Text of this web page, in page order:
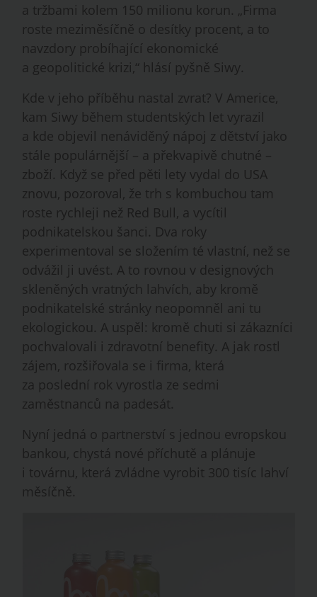
a tržbami kolem 150 milionu korun. „Firma
roste meziměsíčně o desítky procent, a to
navzdory probíhající ekonomické
a geopolitické krizi,“ hlásí pyšně Siwy.
Kde v jeho příběhu nastal zvrat? V Americe,
kam Siwy během studentských let vyrazil
a kde objevil nenáviděný nápoj z dětství jako
stále populárnější – a překvapivě chutné –
zboží. Když se před pěti lety vydal do USA
znovu, pozoroval, že trh s kombuchou tam
roste rychleji než Red Bull, a vycítil
podnikatelskou šanci. Dva roky
experimentoval se složením té vlastní, než se
odvážil ji uvést. A to rovnou v designových
skleněných vratných lahvích, aby kromě
podnikatelské stránky neopomněl ani tu
ekologickou. A uspěl: kromě chuti si zákazníci
pochvalovali i zdravotní benefity. A jak rostl
zájem, rozšiřovala se i firma, která
za poslední rok vyrostla ze sedmi
zaměstnanců na padesát.
Nyní jedná o partnerství s jednou evropskou
bankou, chystá nové příchutě a plánuje
i továrnu, která zvládne vyrobit 300 tisíc lahví
měsíčně.